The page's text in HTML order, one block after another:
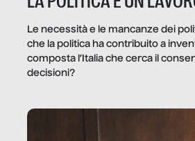
Le necessità e le mancanze dei
che la politica ha contribuito a
composta l’Italia che cerca il
decisioni?